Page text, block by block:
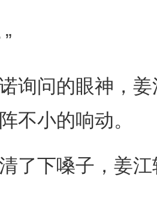
问的眼神，姜
不小的响动。
下嗓子，姜江